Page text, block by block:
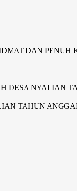
DAN PENUH
DESA NYALIAN
TAHUN